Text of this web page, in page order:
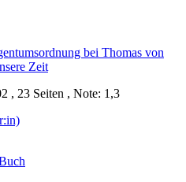
, 23 Seiten , Note: 1,3